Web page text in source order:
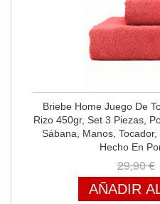
Briebe Home Juego De
Rizo 450gr, Set 3 Piezas,
Sábana, Manos,
Hecho En
29,90 €
AÑADIR